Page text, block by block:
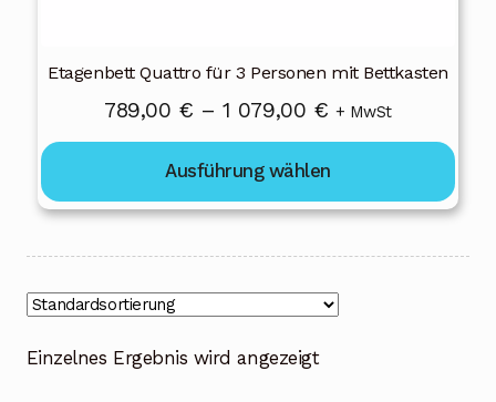
Etagenbett Quattro für 3 Personen mit Bettkasten
789,00 € – 1 079,00 €Preisspanne:
789,00 €
bis
1
+ MwSt
Ausführung wählen
Einzelnes Ergebnis wird angezeigt